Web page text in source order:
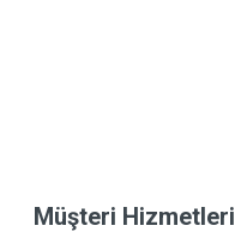
Müşteri Hizmetleri